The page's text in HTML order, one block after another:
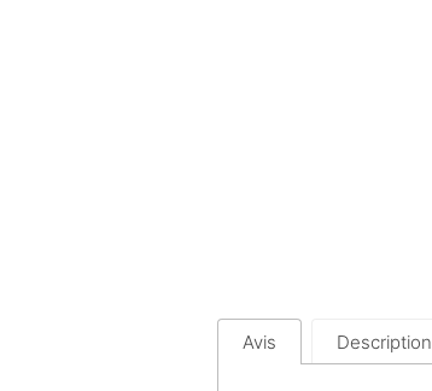
Avis Description